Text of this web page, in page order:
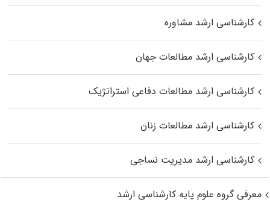
کارشناسی ارشد مشاوره
کارشناسی ارشد مطالعات جهان
کارشناسی ارشد مطالعات دفاعی استراتژیک
کارشناسی ارشد مطالعات زنان
کارشناسی ارشد مدیریت نساجی
معرفی گروه علوم پایه کارشناسی ارشد